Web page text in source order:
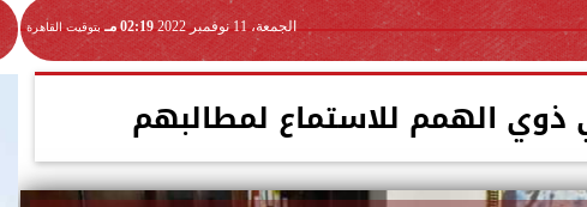
الجمعة، 11 نوفمبر 2022 02:19 مـ بتوقيت القاهرة
الهمم للاستماع لمطالبهم